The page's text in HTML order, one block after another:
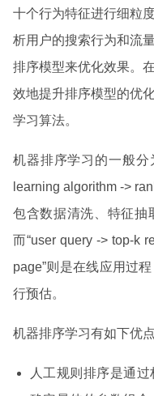
十个行为特征进行细粒
析用户的搜索行为和流
排序模型来优化效果。
效地提升排序模型的优
学习算法。
机器排序学习的一般分
learning algorithm ->
包含数据清洗、特征抽
而“user query -> top-k
page”则是在线应用过
行预估。
机器排序学习有如下优点
人工规则排序是通